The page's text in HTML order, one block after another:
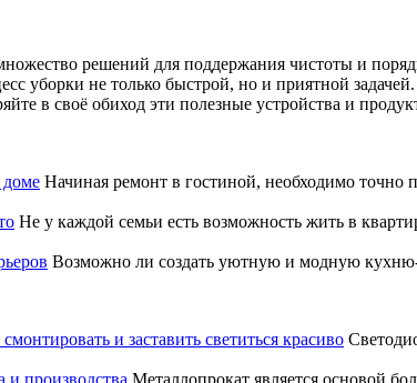
решений для поддержания чистоты и
уборки не только быстрой, но и приятной
в своё обиход эти полезные устройства и
доме Начиная ремонт в гостиной, необходимо точно
Не у каждой семьи есть возможность жить в
Возможно ли создать уютную и модную
и заставить светиться красиво